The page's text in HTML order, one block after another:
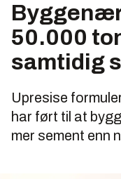
50.000
samtidig
Upresise
har ført til at
mer sement enn